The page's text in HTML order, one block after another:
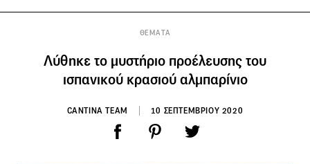
ΘΕΜΑΤΑ
Λύθηκε το μυστήριο προέλευσης του
ισπανικού κρασιού αλμπαρίνιο
CANTINA TEAM 10 ΣΕΠΤΕΜΒΡΙΟΥ 2020